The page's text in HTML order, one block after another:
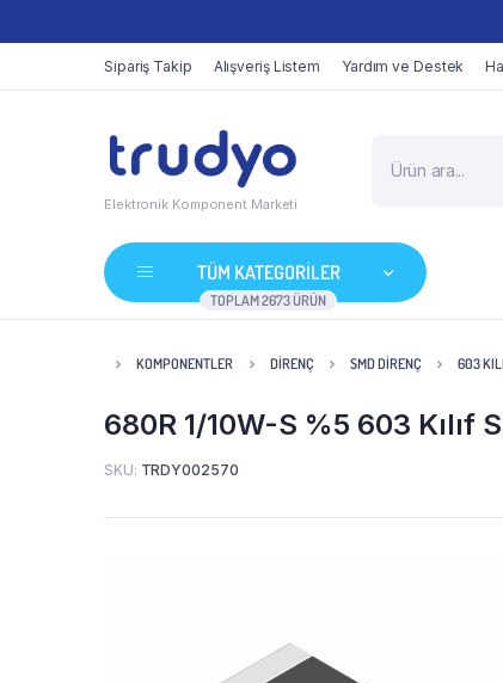
Sipariş Takip Alışveriş Listem Yardım ve Destek
Elektronik Komponent Marketi
TÜM KATEGORİLER
TOPLAM 2673 ÜRÜN
KOMPONENTLER DIRENÇ SMD DIRENÇ 603
680R 1/10W-S %5 603 Kılıf
SKU: TRDY002570